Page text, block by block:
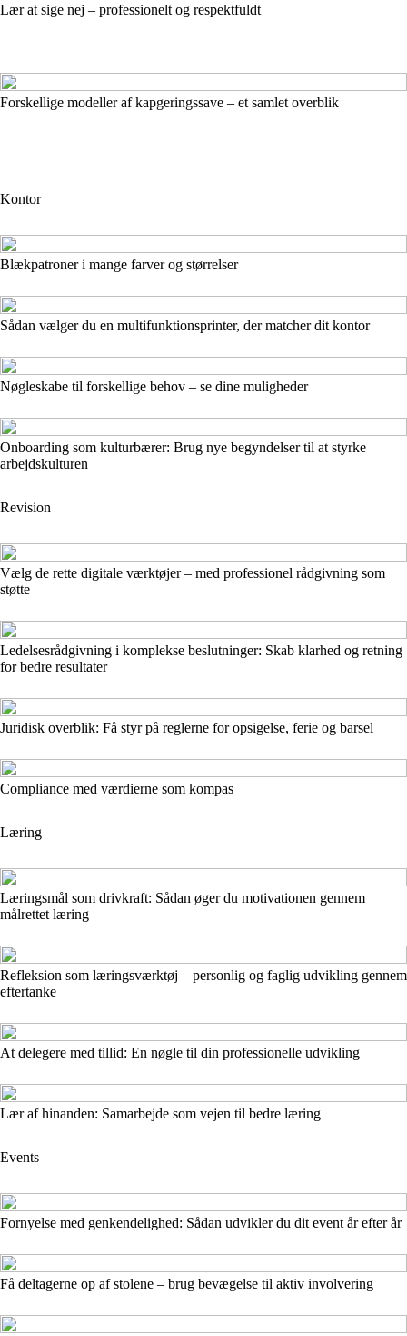
Lær at sige nej – professionelt og respektfuldt
Forskellige modeller af kapgeringssave – et samlet overblik
Kontor
Blækpatroner i mange farver og størrelser
Sådan vælger du en multifunktionsprinter, der matcher dit kontor
Nøgleskabe til forskellige behov – se dine muligheder
Onboarding som kulturbærer: Brug nye begyndelser til at styrke
arbejdskulturen
Revision
Vælg de rette digitale værktøjer – med professionel rådgivning som
støtte
Ledelsesrådgivning i komplekse beslutninger: Skab klarhed og retning
for bedre resultater
Juridisk overblik: Få styr på reglerne for opsigelse, ferie og barsel
Compliance med værdierne som kompas
Læring
Læringsmål som drivkraft: Sådan øger du motivationen gennem
målrettet læring
Refleksion som læringsværktøj – personlig og faglig udvikling gennem
eftertanke
At delegere med tillid: En nøgle til din professionelle udvikling
Lær af hinanden: Samarbejde som vejen til bedre læring
Events
Fornyelse med genkendelighed: Sådan udvikler du dit event år efter år
Få deltagerne op af stolene – brug bevægelse til aktiv involvering